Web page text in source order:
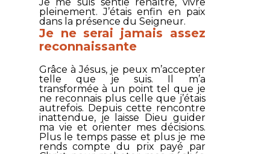
pleinement. J’étais enfin en paix
dans la présence du Seigneur.
Je ne serai jamais assez
reconnaissante
Grâce à Jésus, je peux m’accepter
telle que je suis. Il m’a
transformée à un point tel que je
ne reconnais plus celle que j’étais
autrefois. Depuis cette rencontre
inattendue, je laisse Dieu guider
ma vie et orienter mes décisions.
Plus le temps passe et plus je me
rends compte du prix payé par